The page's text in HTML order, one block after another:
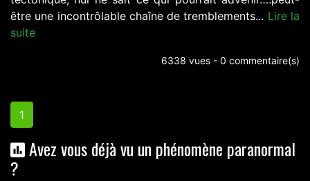
être une incontrôlable chaîne de tremblements... Lire la
suite
6338 vues - 0 commentaire(s)
1
Avez vous déjà vu un phénomène paranormal
?